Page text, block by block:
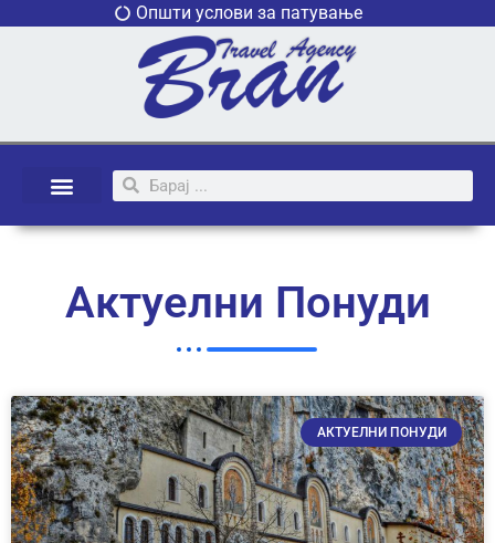
Општи услови за патување
Актуелни Понуди
АКТУЕЛНИ ПОНУДИ